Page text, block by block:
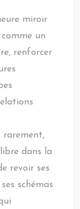
miroir
un
renforcer
rarement,
dans la
revoir ses
schémas